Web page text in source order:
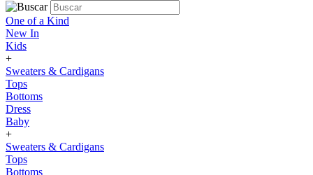
One of a Kind
New In
Kids
+
Sweaters & Cardigans
Tops
Bottoms
Dress
Baby
+
Sweaters & Cardigans
Tops
Bottoms